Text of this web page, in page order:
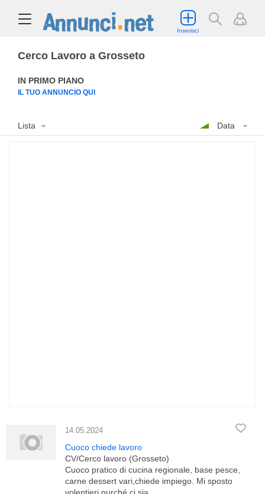
Inserisci
Cerco Lavoro a Grosseto
IN PRIMO PIANO
IL TUO ANNUNCIO QUI
Lista Data
14.05.2024
Cuoco chiede lavoro
CV/Cerco lavoro (Grosseto)
Cuoco pratico di cucina regionale, base pesce,
carne dessert vari,chiede impiego. Mi sposto